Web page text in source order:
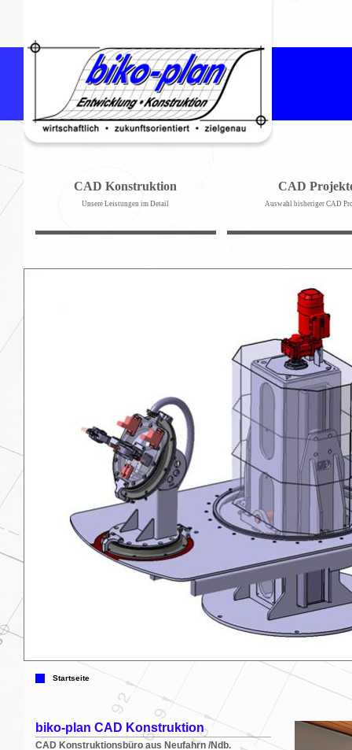
CAD Konstruktion
Unsere Leistungen im Detail
CAD
Auswahl bisheriger CAD
Betriebsmittel Anfahrt mit Routenplaner
Startseite
biko-plan CAD Konstruktion
CAD Konstruktionsbüro aus Neufahrn /Ndb.